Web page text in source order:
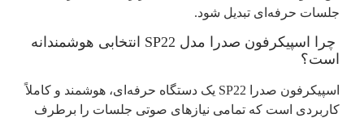
جلسات حرفه‌ای تبدیل شود.
چرا اسپیکرفون صدرا مدل SP22 انتخابی هوشمندانه
است؟
اسپیکرفون صدرا SP22 یک دستگاه حرفه‌ای، هوشمند و کاملاً
کاربردی است که تمامی نیازهای صوتی جلسات را برطرف